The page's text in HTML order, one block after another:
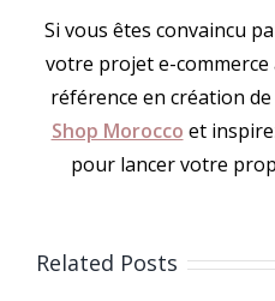
Si vous êtes convaincu
votre projet e-
référence en création
Shop Morocco et
pour lancer votre
Related Posts